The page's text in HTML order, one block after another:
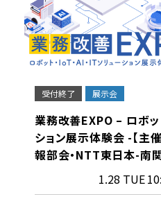
受付終了 展示会
業務改善EXPO – ロボッ
ション展示体験会 -【主
報部会・NTT東日本-南
1.28 TUE